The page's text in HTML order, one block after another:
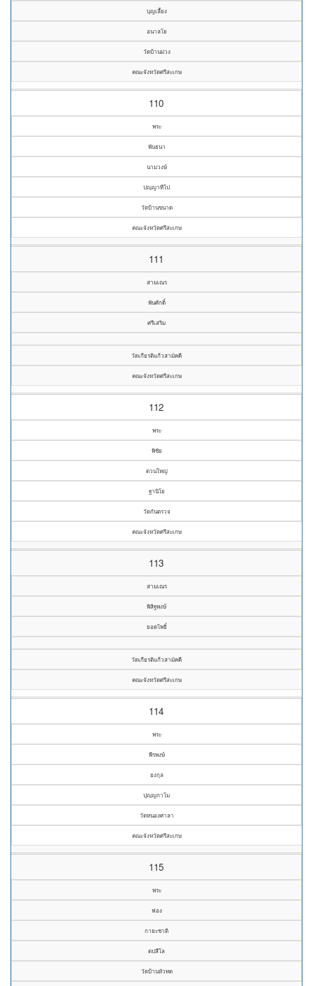
บุญเลี้ยง
อนาลโย
วัดบ้านม่วง
คณะจังหวัดศรีสะเกษ
110
พระ
พันธนา
นามวงษ์
ปญฺญาทีโป
วัดบ้านขนาด
คณะจังหวัดศรีสะเกษ
111
สามเณร
พันศักดิ์
ศรีเสริม
วัดเกียรติแก้วสามัคคี
คณะจังหวัดศรีสะเกษ
112
พระ
พิชัย
ดวนใหญ่
ฐานิโย
วัดกันตรวจ
คณะจังหวัดศรีสะเกษ
113
สามเณร
พิสิฐพงษ์
ยอดโพธิ์
วัดเกียรติแก้วสามัคคี
คณะจังหวัดศรีสะเกษ
114
พระ
พีรพงษ์
ยงกุล
ปุญฺญกาโม
วัดหนองศาลา
คณะจังหวัดศรีสะเกษ
115
พระ
ฟอง
กายะชาติ
ตปสีโล
วัดบ้านหัวทด